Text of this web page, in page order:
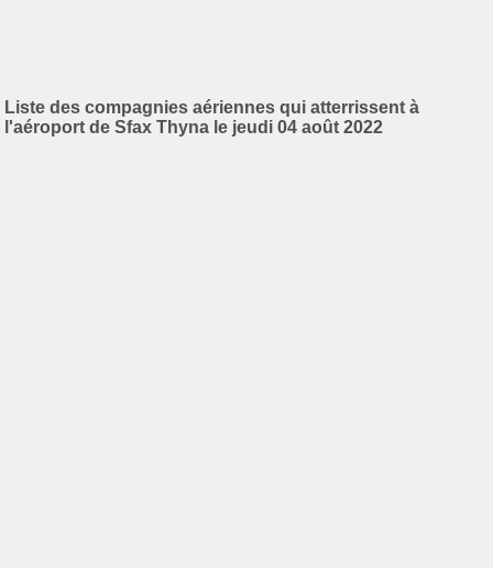
Liste des compagnies aériennes qui atterrissent à
l'aéroport de Sfax Thyna le jeudi 04 août 2022